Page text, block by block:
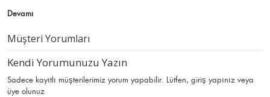
Devamı
Müşteri Yorumları
Kendi Yorumunuzu Yazın
Sadece kayıtlı müşterilerimiz yorum yapabilir. Lütfen, giriş yapınız veya
üye olunuz